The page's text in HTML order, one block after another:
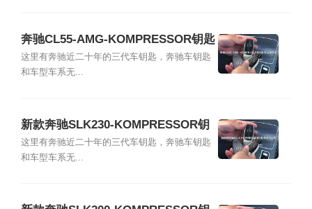
奔驰CL55-AMG-KOMPRESSOR钥匙
怎么换电池
这里有奔驰近二十年的三代车钥匙，奔驰车钥匙
和车型车系无...
新款奔驰SLK230-KOMPRESSOR钥
匙电池怎么换
这里有奔驰近二十年的三代车钥匙，奔驰车钥匙
和车型车系无...